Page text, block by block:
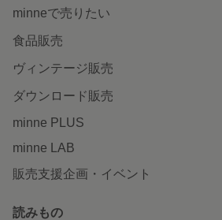
minneで売りたい
食品販売
ヴィンテージ販売
ダウンロード販売
minne PLUS
minne LAB
販売支援企画・イベント
読みもの